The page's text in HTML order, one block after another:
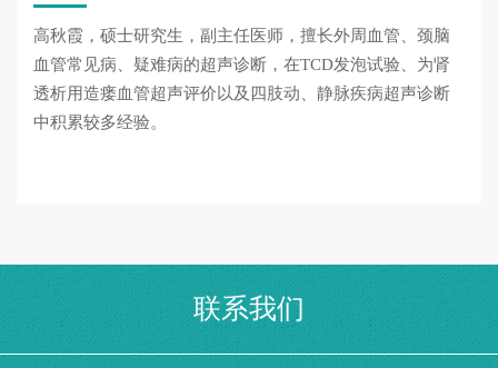
高秋霞，硕士研究生，副主任医师，擅长外周血管、颈脑
血管常见病、疑难病的超声诊断，在TCD发泡试验、为肾
透析用造瘘血管超声评价以及四肢动、静脉疾病超声诊断
中积累较多经验。
联系我们